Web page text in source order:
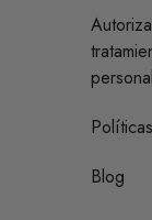
Blog